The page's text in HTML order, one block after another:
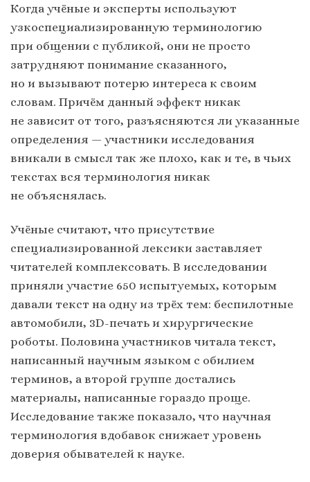
Когда учёные и эксперты используют
узкоспециализированную терминологию
при общении с публикой, они не просто
затрудняют понимание сказанного,
но и вызывают потерю интереса к своим
словам. Причём данный эффект никак
не зависит от того, разъясняются ли указанные
определения — участники исследования
вникали в смысл так же плохо, как и те, в чьих
текстах вся терминология никак
не объяснялась.
Учёные считают, что присутствие
специализированной лексики заставляет
читателей комплексовать. В исследовании
приняли участие 650 испытуемых, которым
давали текст на одну из трёх тем: беспилотные
автомобили, 3D-печать и хирургические
роботы. Половина участников читала текст,
написанный научным языком с обилием
терминов, а второй группе достались
материалы, написанные гораздо проще.
Исследование также показало, что научная
терминология вдобавок снижает уровень
доверия обывателей к науке.